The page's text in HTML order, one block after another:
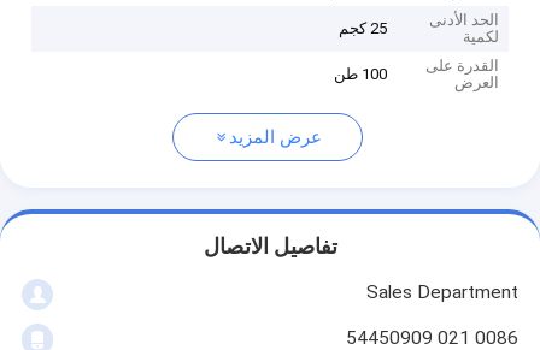
الحد الأدنى
لكمية
25 كجم
القدرة على
العرض
100 طن
عرض المزيد
تفاصيل الاتصال
Sales Department
0086 021 54450909